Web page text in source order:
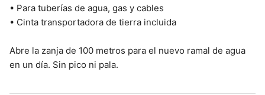
• Para tuberías de agua, gas y cables
• Cinta transportadora de tierra incluida
Abre la zanja de 100 metros para el nuevo ramal de agua
en un día. Sin pico ni pala.